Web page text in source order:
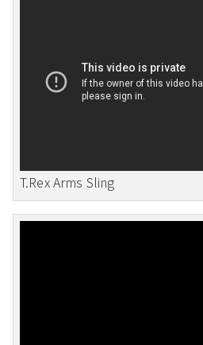
T.Rex Arms Sling